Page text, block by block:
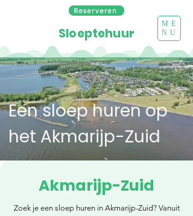
Reserveren
ME
NU
Sloeptehuur
Een sloep huren op
het Akmarijp-Zuid
Akmarijp-Zuid
Zoek je een sloep huren in Akmarijp-Zuid? Vanuit